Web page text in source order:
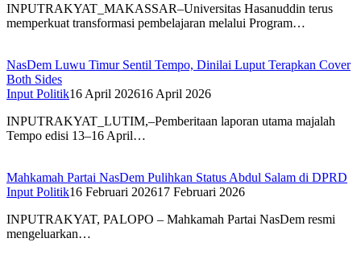
INPUTRAKYAT_MAKASSAR–Universitas Hasanuddin terus
memperkuat transformasi pembelajaran melalui Program…
NasDem Luwu Timur Sentil Tempo, Dinilai Luput Terapkan Cover
Both Sides
Input Politik16 April 202616 April 2026
INPUTRAKYAT_LUTIM,–Pemberitaan laporan utama majalah
Tempo edisi 13–16 April…
Mahkamah Partai NasDem Pulihkan Status Abdul Salam di DPRD
Input Politik16 Februari 202617 Februari 2026
INPUTRAKYAT, PALOPO – Mahkamah Partai NasDem resmi
mengeluarkan…